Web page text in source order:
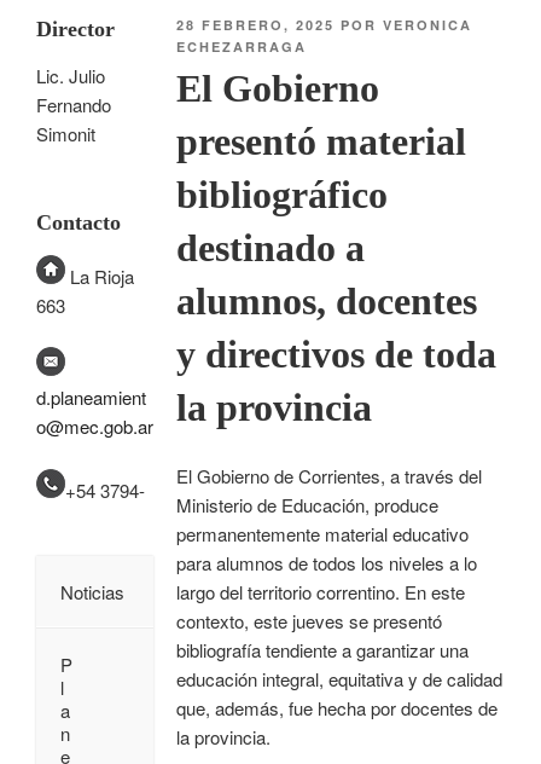
28 FEBRERO, 2025 PORVERONICA
ECHEZARRAGA
El Gobierno
presentó material
bibliográfico
destinado a
alumnos, docentes
y directivos de toda
la provincia
El Gobierno de Corrientes, a través del
Ministerio de Educación, produce
permanentemente material educativo
para alumnos de todos los niveles a lo
largo del territorio correntino. En este
contexto, este jueves se presentó
bibliografía tendiente a garantizar una
educación integral, equitativa y de calidad
que, además, fue hecha por docentes de
la provincia.
Director
Lic. Julio
Fernando
Simonit
Contacto
La Rioja
663
d.planeamient
o@mec.gob.ar
+54 3794-
Noticias
P
l
a
n
e